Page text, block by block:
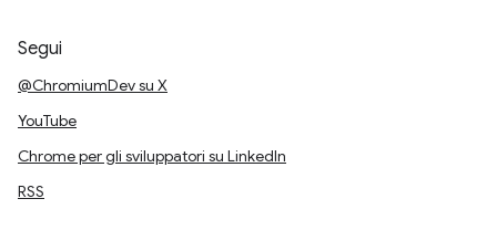
Segui
@ChromiumDev su X
YouTube
Chrome per gli sviluppatori su LinkedIn
RSS